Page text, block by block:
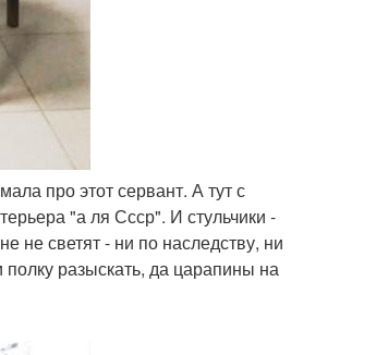
про этот сервант. А тут с
"а ля Ссср". И стульчики -
не светят - ни по наследству, ни
полку разыскать, да царапины на